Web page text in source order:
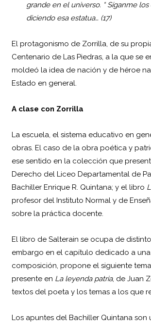
grande en el universo. “ Síganme
diciendo esa estatua… (17)
El protagonismo de Zorrilla, de su
Centenario de Las Piedras, a la que
moldeó la idea de nación y de héroe
Estado en general.
A clase con Zorrilla
La escuela, el sistema educativo en
obras. El caso de la obra poética y
ese sentido en la colección que
Derecho del Liceo Departamental de
Bachiller Enrique R. Quintana; y el libro
profesor del Instituto Normal y de
sobre la práctica docente.
El libro de Salterain se ocupa de
embargo en el capítulo dedicado a
composición, propone el siguiente
presente en La leyenda patria, de Juan
textos del poeta y los temas a los que
Los apuntes del Bachiller Quintana